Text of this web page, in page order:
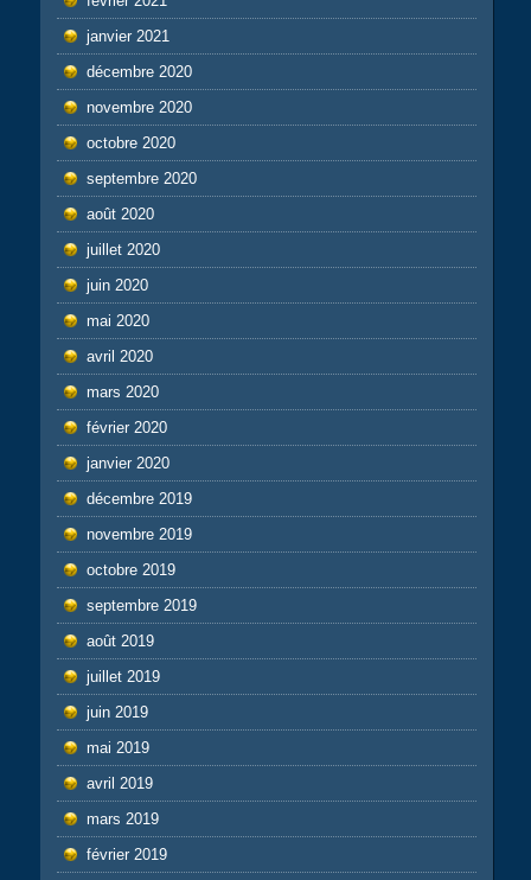
janvier 2021
décembre 2020
novembre 2020
octobre 2020
septembre 2020
août 2020
juillet 2020
juin 2020
mai 2020
avril 2020
mars 2020
février 2020
janvier 2020
décembre 2019
novembre 2019
octobre 2019
septembre 2019
août 2019
juillet 2019
juin 2019
mai 2019
avril 2019
mars 2019
février 2019